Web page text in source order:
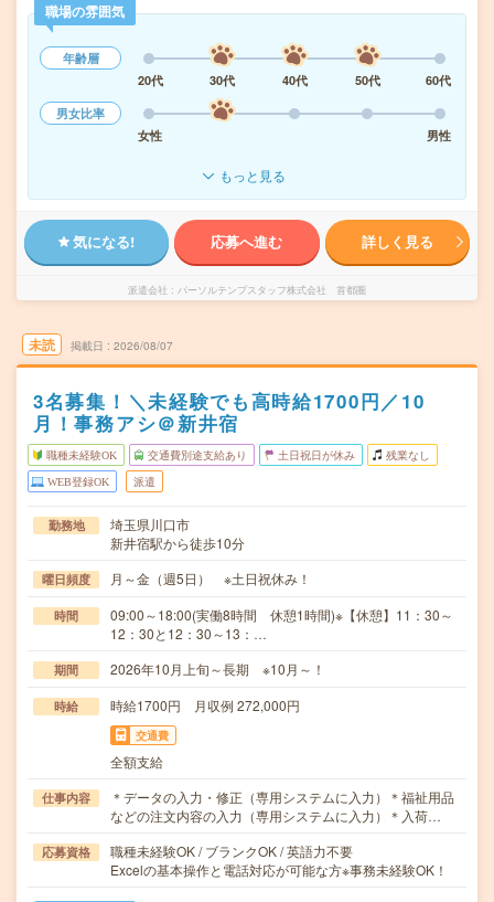
職場の雰囲気
年齢層
20代
30代 40代 50代
60代
男女比率
女性
男性
もっと見る
気になる! 応募へ進む 詳しく見る
派遣会社 パーソルテンプスタッフ株式会社 首都圏
未読 掲載日 2026/08/07
3名募集！＼未経験でも高時給1700円／10
月！事務アシ＠新井宿
職種未経験OK 交通費別途支給あり 土日祝日が休み 残業なし
WEB登録OK 派遣
勤務地
埼玉県川口市
新井宿駅から徒歩10分
曜日頻度 月～金（週5日） ※土日祝休み！
時間
09:00～18:00(実働8時間 休憩1時間)※【休憩】11：30～
12：30と12：30～13：…
期間 2026年10月上旬～長期 ※10月～！
時給 時給1700円 月収例 272,000円
交通費
全額支給
仕事内容
＊データの入力・修正（専用システムに入力）＊福祉用品
などの注文内容の入力（専用システムに入力）＊入荷…
応募資格
職種未経験OK / ブランクOK / 英語力不要
Excelの基本操作と電話対応が可能な方※事務未経験OK！